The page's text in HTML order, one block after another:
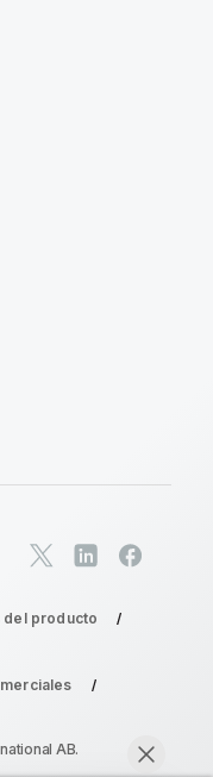
del producto
AB.